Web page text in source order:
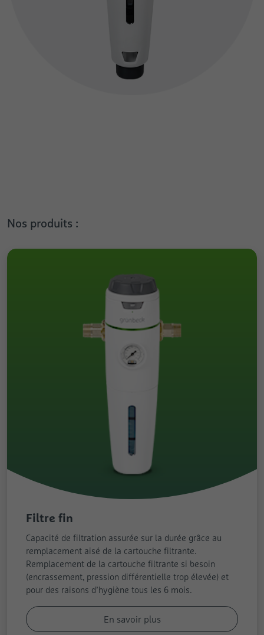
Nos produits :
Filtre fin
Capacité de filtration assurée sur la durée grâce au
remplacement aisé de la cartouche filtrante.
Remplacement de la cartouche filtrante si besoin
(encrassement, pression différentielle trop élevée) et
pour des raisons d’hygiène tous les 6 mois.
En savoir plus